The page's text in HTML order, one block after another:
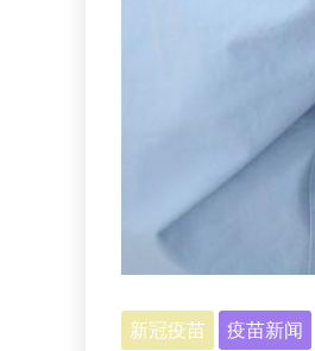
新冠疫苗 疫苗新闻